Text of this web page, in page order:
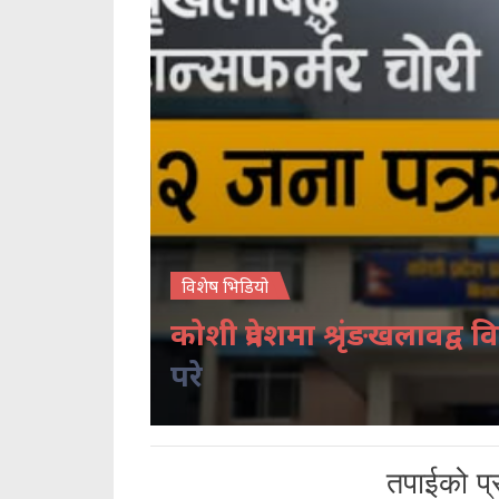
विशेष भिडियो
कोशी प्रदेशमा श्रृंङखलावद्व
परे
तपाईको